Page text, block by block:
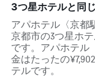
3つ星ホテルと同
アパホテル〈京都
京都市の3つ星ホ
です。アパホテル
金はたったの
テルです。